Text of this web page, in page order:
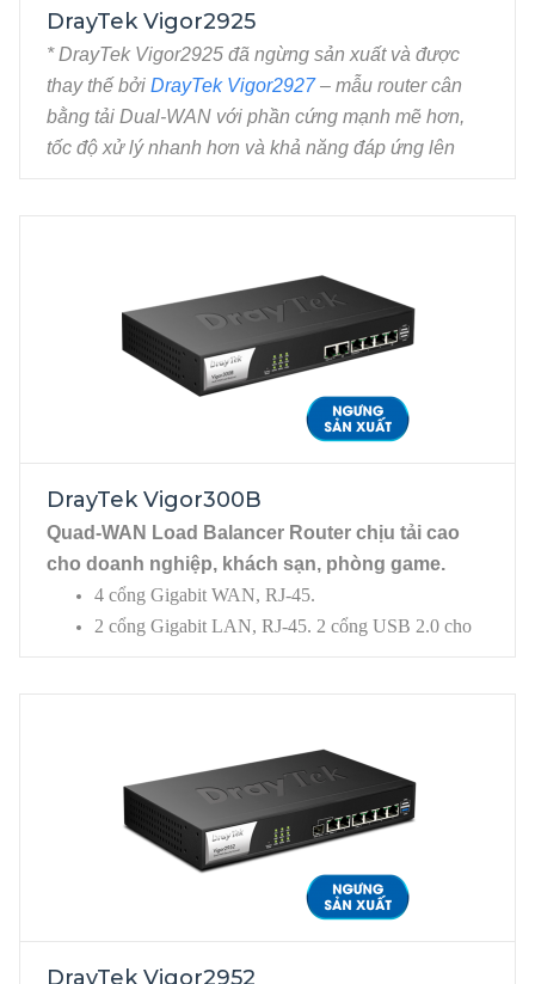
DrayTek Vigor2925
* DrayTek Vigor2925 đã ngừng sản xuất và được
thay thế bởi DrayTek Vigor2927– mẫu router cân
bằng tải Dual-WAN với phần cứng mạnh mẽ hơn,
tốc độ xử lý nhanh hơn và khả năng đáp ứng lên
2 cổng Gigabit Ethernet WAN, RJ45.
5 cổng Gigabit Ethernet LAN, RJ45. 2 cổng
USB cho phép kết nối USB 3G/4G, Printer,...
DrayTek Vigor300B
Quad-WAN Load Balancer Router chịu tải cao
cho doanh nghiệp, khách sạn, phòng game.
4 cổng Gigabit WAN, RJ-45.
2 cổng Gigabit LAN, RJ-45. 2 cổng USB 2.0 cho
DrayTek Vigor2952